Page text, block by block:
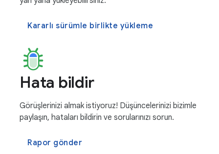
Kararlı sürümle birlikte yükleme
Hata bildir
Görüşlerinizi almak istiyoruz! Düşüncelerinizi bizimle
paylaşın, hataları bildirin ve sorularınızı sorun.
Rapor gönder